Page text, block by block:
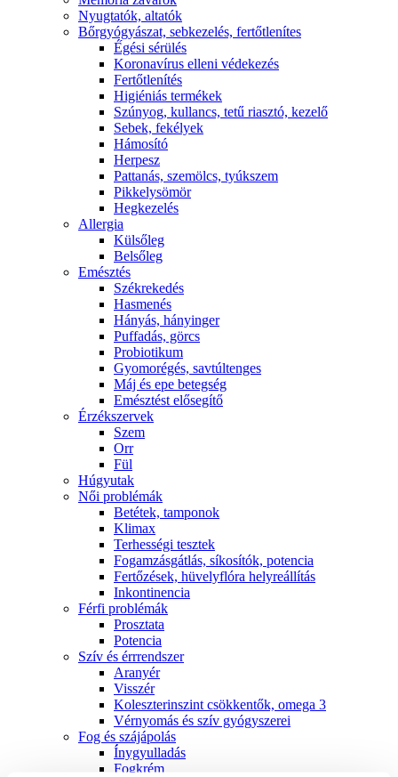
Nyugtatók, altatók
Bőrgyógyászat, sebkezelés, fertőtlenítes
É́gési sérülés
Koronavírus elleni védekezés
Fertőtlenítés
Higiéniás termékek
Szúnyog, kullancs, tetű riasztó, kezelő
Sebek, fekélyek
Hámosító
Herpesz
Pattanás, szemölcs, tyúkszem
Pikkelysömör
Hegkezelés
Allergia
Külsőleg
Belsőleg
Emésztés
Székrekedés
Hasmenés
Hányás, hányinger
Puffadás, görcs
Probiotikum
Gyomorégés, savtúltenges
Máj és epe betegség
Emésztést elősegítő
Érzékszervek
Szem
Orr
Fül
Húgyutak
Női problémák
Betétek, tamponok
Klimax
Terhességi tesztek
Fogamzásgátlás, síkosítók, potencia
Fertőzések, hüvelyflóra helyreállítás
Inkontinencia
Férfi problémák
Prosztata
Potencia
Szív és érrrendszer
Aranyér
Visszér
Koleszterinszint csökkentők, omega 3
Vérnyomás és szív gyógyszerei
Fog és szájápolás
Í́nygyulladás
Fogkrém